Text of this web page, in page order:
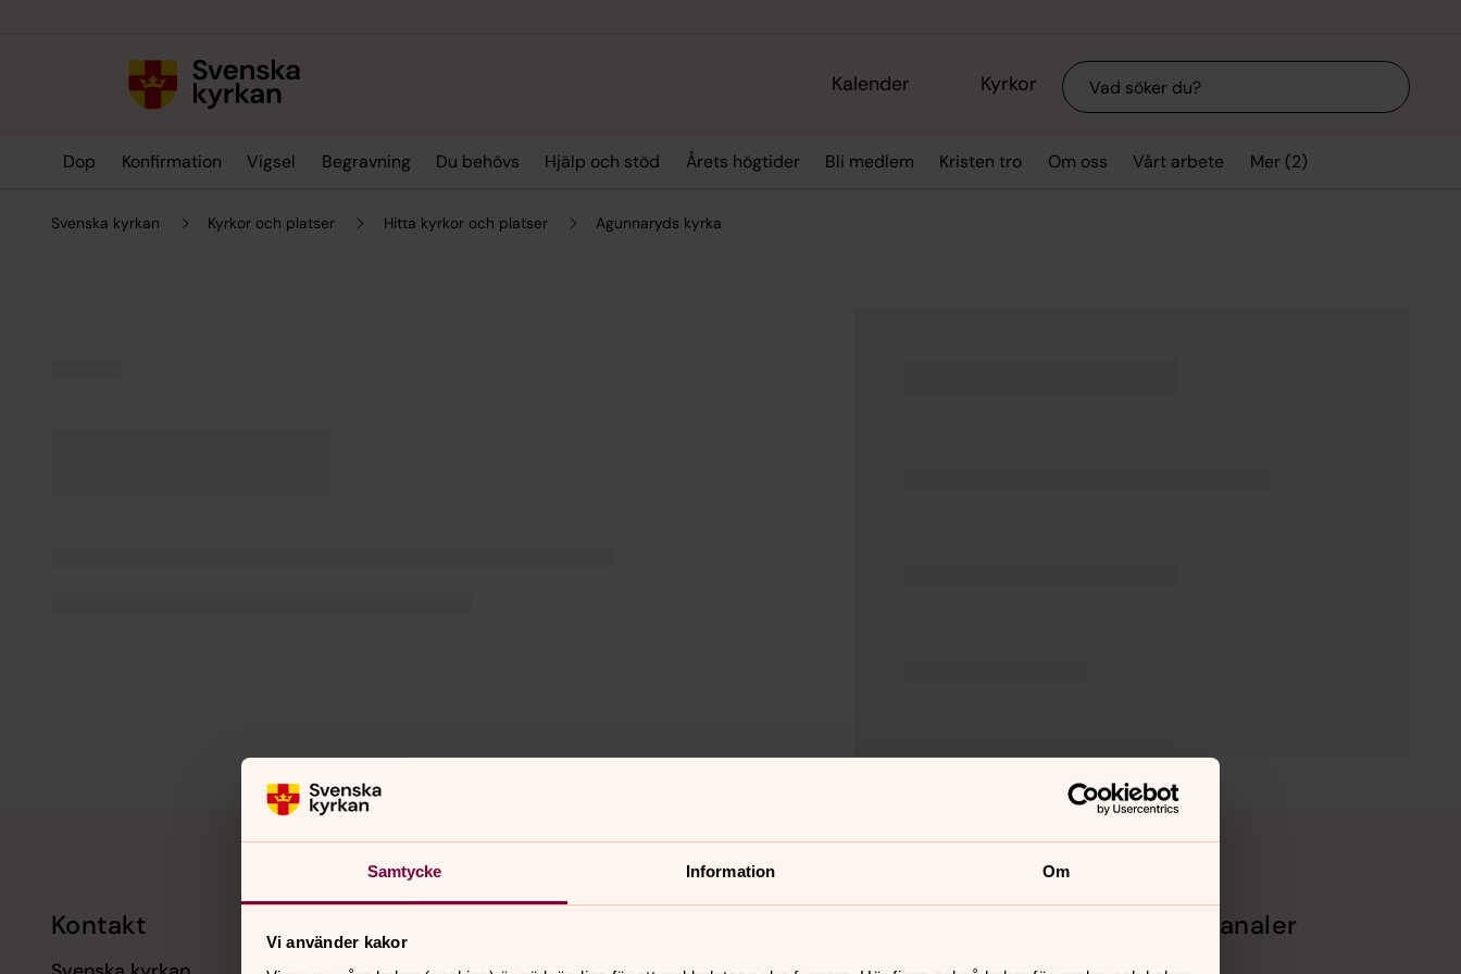
Samtycke Information Om
Vi använder kakor
Kalender Kyrkor Sök
Dop Konfirmation Vigsel Begravning Du behövs Hjälp och stöd Årets högtider Bli medlem Kristen tro Om oss Vårt arbete Mer (2)
Svenska kyrkan Kyrkor och platser Hitta kyrkor och platser Agunnaryds kyrka
Kontakt Sociala kanaler